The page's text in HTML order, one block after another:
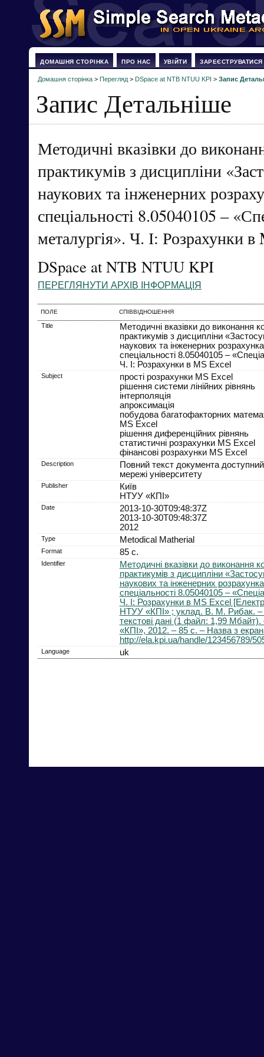
ДОМАШНЯ СТОРІНКА ПРО НАС УВІЙТИ ЗАРЕЄСТРУВАТИСЯ
Домашня сторінка > Перегляд > DSpace at NTB NTUU KPI > Запис
Запис Детальніше
Методичні вказівки до
практикумів з дисципліни
наукових та інженерних
спеціальності 8.05040105 –
металургія». Ч. І: Розрахунки
DSpace at NTB NTUU KPI
ПЕРЕГЛЯНУТИ АРХІВ ІНФОРМАЦІЯ
ПОЛЕ СПІВВІДНОШЕННЯ
Title
Методичні вказівки до виконання
практикумів з дисципліни
наукових та інженерних
спеціальності 8.05040105 –
Ч. І: Розрахунки в MS Excel
Subject
прості розрахунки MS Excel
рішення системи лінійних рівнянь
інтерполяція
апроксимація
побудова багатофакторних
MS Excel
рішення диференційних рівнянь
статистичні розрахунки MS Excel
фінансові розрахунки MS Excel
Description
Повний текст документа
мережі університету
Publisher
Київ
НТУУ «КПІ»
Date
2013-10-30T09:48:37Z
2013-10-30T09:48:37Z
2012
Type Metodical Matherial
Format 85 с.
Identifier
Методичні вказівки до виконання
практикумів з дисципліни
наукових та інженерних
спеціальності 8.05040105 –
Ч. І: Розрахунки в MS Excel
НТУУ «КПІ» ; уклад. В. М. Рибак. –
текстові дані (1 файл: 1,99
«КПІ», 2012. – 85 с. – Назва з
http://ela.kpi.ua/handle/123456789/
Language uk